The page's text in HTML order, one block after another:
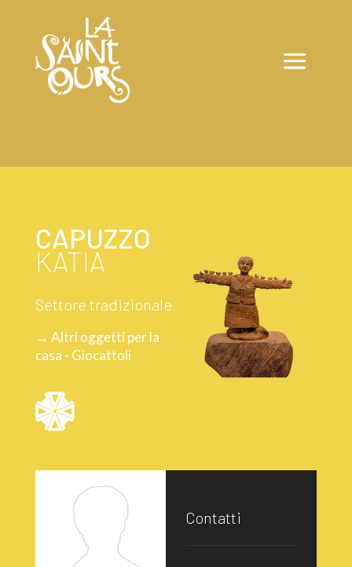
CAPUZZO
KATIA
Settore tradizionale
→ Altri oggetti per la
casa - Giocattoli
Contatti